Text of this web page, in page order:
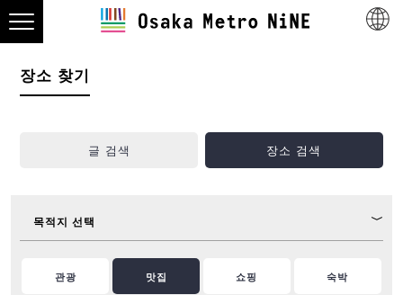
장소 찾기
글 검색 장소 검색
목적지 선택
관광 맛집 쇼핑 숙박